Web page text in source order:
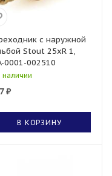
с наружной
Stout 25xR 1,
0001-002510
наличии
₽
В КОРЗИНУ